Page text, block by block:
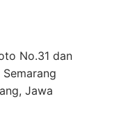
No.31 dan
Jawa